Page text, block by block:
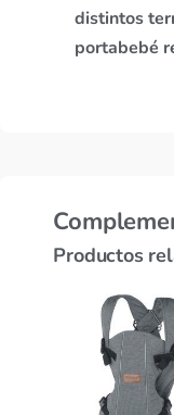
distintos
portabebé
Productos